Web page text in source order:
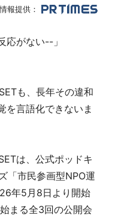
情報提供：
応がない--」
も、長年その違和
を言語化できないま
は、公式ポッドキ
「市民参画型NPO運
年5月8日より開始
まる全3回の公開会